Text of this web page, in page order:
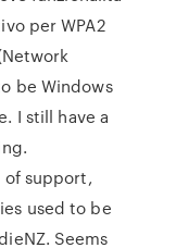
per WPA2
be Windows
I still have a
of support,
used to be
Seems